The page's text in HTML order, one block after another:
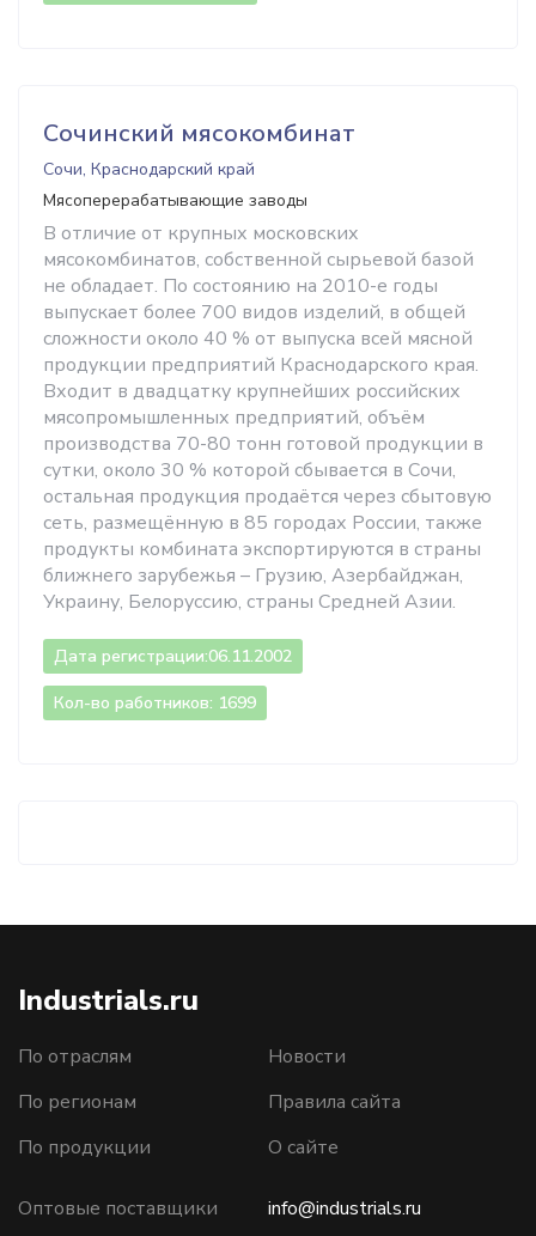
Сочинский мясокомбинат
Сочи, Краснодарский край
Мясоперерабатывающие заводы
В отличие от крупных московских
мясокомбинатов, собственной сырьевой базой
не обладает. По состоянию на 2010-е годы
выпускает более 700 видов изделий, в общей
сложности около 40 % от выпуска всей мясной
продукции предприятий Краснодарского края.
Входит в двадцатку крупнейших российских
мясопромышленных предприятий, объём
производства 70-80 тонн готовой продукции в
сутки, около 30 % которой сбывается в Сочи,
остальная продукция продаётся через сбытовую
сеть, размещённую в 85 городах России, также
продукты комбината экспортируются в страны
ближнего зарубежья – Грузию, Азербайджан,
Украину, Белоруссию, страны Средней Азии.
Дата регистрации:06.11.2002
Кол-во работников: 1699
Industrials.ru
По отраслям
По регионам
По продукции
Новости
Правила сайта
О сайте
Оптовые поставщики info@industrials.ru